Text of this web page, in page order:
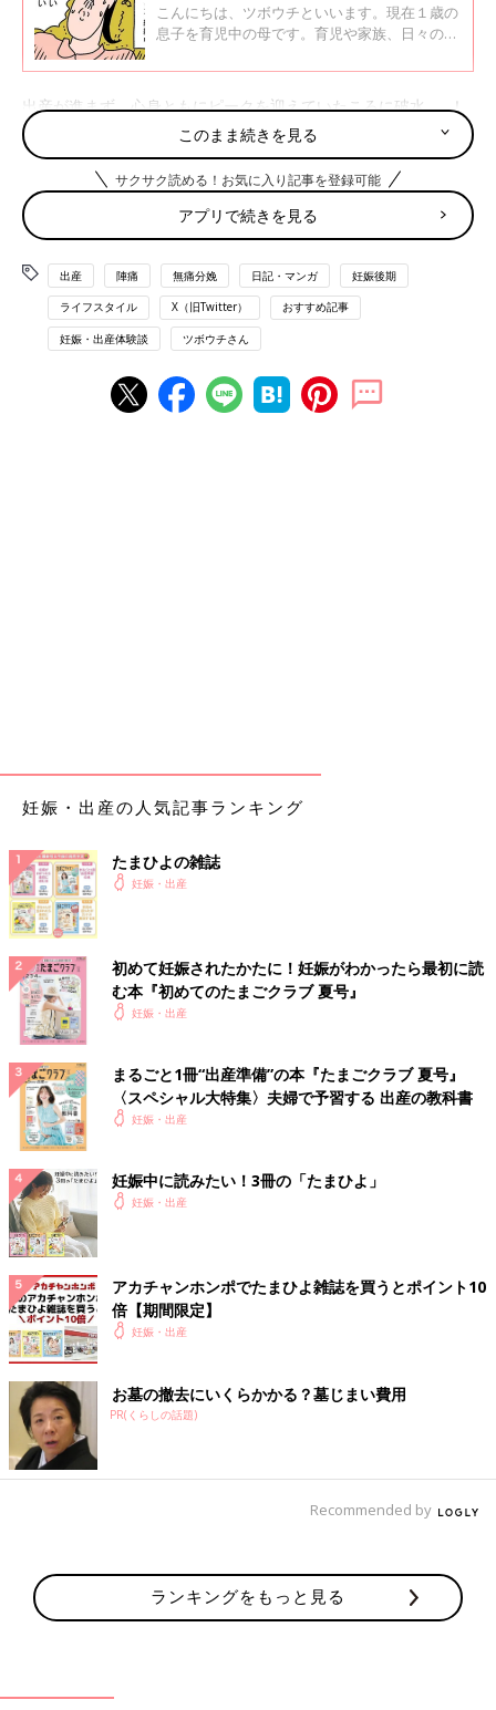
こんにちは、ツボウチといいます。現在１歳の
息子を育児中の母です。育児や家族、日々の出
（ツボウチさん／@pullalongduck）。今回
は、無痛分娩中に促進剤を打ち、いきんでいる
ときのお話です。
出産が進まず、心身ともにピークを迎えていたころに破水……！
今回はいよいよ出産のクライマックスです！
このまま続きを見る
サクサク読める！お気に入り記事を登録可能
アプリで続きを見る
出産 陣痛 無痛分娩 日記・マンガ 妊娠後期
ライフスタイル X（旧Twitter） おすすめ記事
妊娠・出産体験談 ツボウチさん
妊娠・出産の人気記事ランキング
たまひよの雑誌
妊娠・出産
初めて妊娠されたかたに！妊娠がわかったら最初に読
む本『初めてのたまごクラブ 夏号』
妊娠・出産
まるごと1冊“出産準備”の本『たまごクラブ 夏号』
〈スペシャル大特集〉夫婦で予習する 出産の教科書
妊娠・出産
妊娠中に読みたい！3冊の「たまひよ」
妊娠・出産
アカチャンホンポでたまひよ雑誌を買うとポイント10
倍【期間限定】
妊娠・出産
お墓の撤去にいくらかかる？墓じまい費用
PR(くらしの話題)
Recommended by
ランキングをもっと見る